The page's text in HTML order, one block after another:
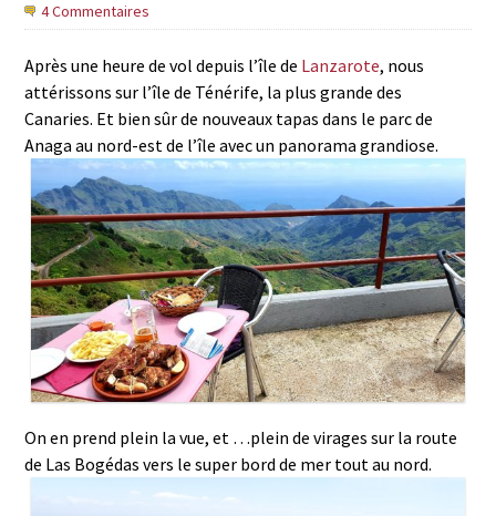
4 Commentaires
Après une heure de vol depuis l’île de Lanzarote, nous
attérissons sur l’île de Ténérife, la plus grande des
Canaries. Et bien sûr de nouveaux tapas dans le parc de
Anaga au nord-est de l’île avec un panorama grandiose.
On en prend plein la vue, et …plein de virages sur la route
de Las Bogédas vers le super bord de mer tout au nord.